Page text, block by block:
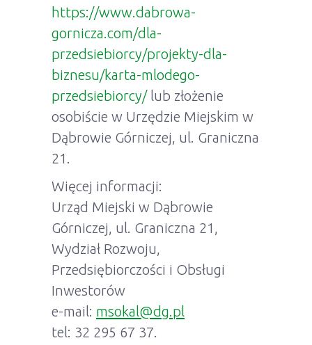
https://www.dabrowa-
gornicza.com/dla-
przedsiebiorcy/projekty-dla-
biznesu/karta-mlodego-
przedsiebiorcy/lub złożenie
osobiście w Urzędzie Miejskim w
Dąbrowie Górniczej, ul. Graniczna
21.
Więcej informacji:
Urząd Miejski w Dąbrowie
Górniczej, ul. Graniczna 21,
Wydział Rozwoju,
Przedsiębiorczości i Obsługi
Inwestorów
e-mail: msokal@dg.pl
tel: 32 295 67 37.